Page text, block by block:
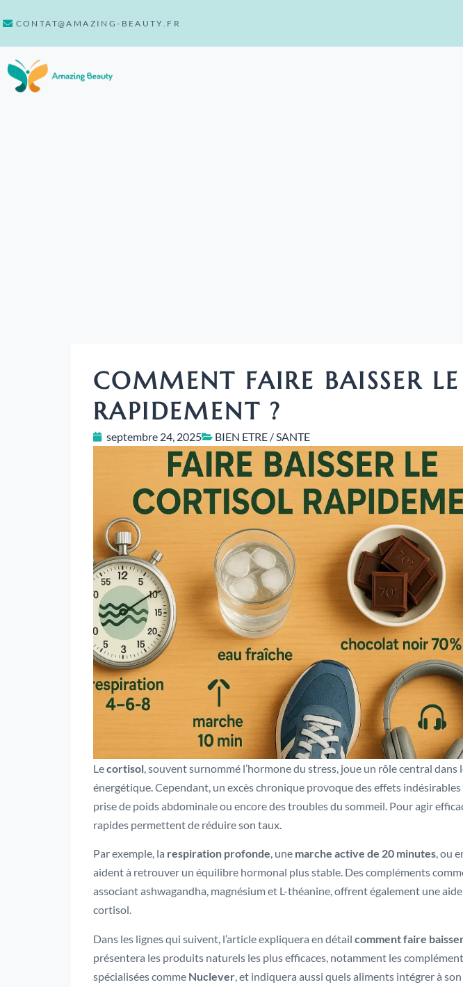
CONTAT@AMAZING-BEAUTY.FR
COMMENT FAIRE BAISSER
RAPIDEMENT ?
septembre 24, 2025 BIEN ETRE / SANTE
Lecortisol, souvent surnommé l’hormone du stress, joue un rôle central dans
énergétique. Cependant, un excès chronique provoque des effets indésirables
prise de poids abdominale ou encore des troubles du sommeil. Pour agir
rapides permettent de réduire son taux.
Par exemple, la respiration profonde, une marche active de 20 minutes, ou
aident à retrouver un équilibre hormonal plus stable. Des compléments
associant ashwagandha, magnésium et L-théanine, offrent également une
cortisol.
Dans les lignes qui suivent, l’article expliquera en détail comment faire
présentera les produits naturels les plus efficaces, notamment les
spécialisées comme Nuclever, et indiquera aussi quels aliments intégrer à